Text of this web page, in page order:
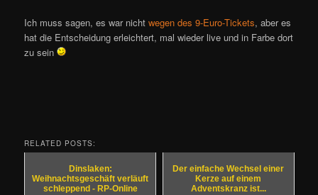
Ich muss sagen, es war nichtwegen des 9-Euro-Tickets, aber es
hat die Entscheidung erleichtert, mal wieder live und in Farbe dort
zu sein
RELATED POSTS:
Dinslaken:
Weihnachtsgeschäft verläuft
schleppend - RP-Online
Der einfache Wechsel einer
Kerze auf einem
Adventskranz ist...